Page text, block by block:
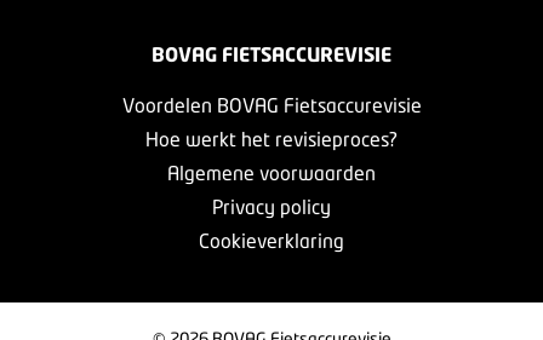
BOVAG FIETSACCUREVISIE
Voordelen BOVAG Fietsaccurevisie
Hoe werkt het revisieproces?
Algemene voorwaarden
Privacy policy
Cookieverklaring